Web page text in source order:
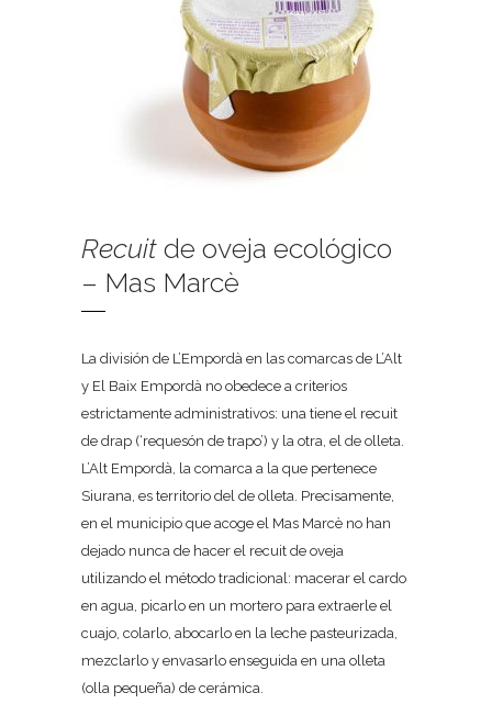
Recuit de oveja ecológico
– Mas Marcè
La división de L’Empordà en las comarcas de L’Alt
y El Baix Empordà no obedece a criterios
estrictamente administrativos: una tiene el recuit
de drap (‘requesón de trapo’) y la otra, el de olleta.
L’Alt Empordà, la comarca a la que pertenece
Siurana, es territorio del de olleta. Precisamente,
en el municipio que acoge el Mas Marcè no han
dejado nunca de hacer el recuit de oveja
utilizando el método tradicional: macerar el cardo
en agua, picarlo en un mortero para extraerle el
cuajo, colarlo, abocarlo en la leche pasteurizada,
mezclarlo y envasarlo enseguida en una olleta
(olla pequeña) de cerámica.